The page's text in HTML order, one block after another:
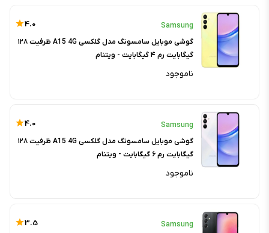
Samsung
4.0
گوشی موبایل سامسونگ مدل گلکسی A15 4G ظرفیت ۱۲۸
گیگابایت رم ۴ گیگابایت - ویتنام
ناموجود
Samsung
4.0
گوشی موبایل سامسونگ مدل گلکسی A15 4G ظرفیت ۱۲۸
گیگابایت رم ۶ گیگابایت - ویتنام
ناموجود
Samsung
3.5